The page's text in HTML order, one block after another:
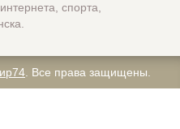
спорта,
. Все права защищены.